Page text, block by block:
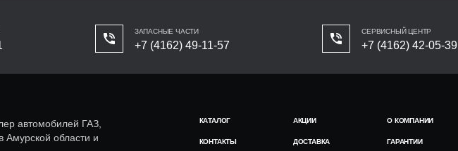
ЗАПАСНЫЕ ЧАСТИ
+7 (4162) 49-11-57
СЕРВИСНЫЙ ЦЕНТР
+7 (4162) 42-05-39
автомобилей ГАЗ,
области и
КАТАЛОГ АКЦИИ О КОМПАНИИ
КОНТАКТЫ ДОСТАВКА ГАРАНТИИ